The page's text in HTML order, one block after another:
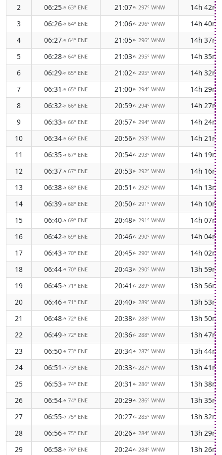
2
06:25↑63° ENE 21:07↑ 297° WNW
14h 42m
3
06:26↑64° ENE 21:06↑ 296° WNW
14h 40m
4
06:27↑64° ENE 21:05↑ 296° WNW
14h 37m
5
06:28↑64° ENE 21:03↑ 295° WNW
14h 35m
6
06:29↑65° ENE 21:02↑ 295° WNW
14h 32m
7
06:31 ↑65° ENE 21:00↑ 294° WNW
14h 29m
8
06:32↑66° ENE 20:59↑ 294° WNW
14h 27m
9
06:33↑66° ENE 20:57↑ 294° WNW
14h 24m
10
06:34↑66° ENE 20:56↑ 293° WNW
14h 21m
11
06:35↑67° ENE 20:54↑ 293° WNW
14h 19m
12
06:37↑67° ENE 20:53↑ 292° WNW
14h 16m
13
06:38↑68° ENE 20:51 ↑ 292° WNW
14h 13m
14
06:39↑68° ENE 20:50↑ 291° WNW
14h 10m
15
06:40↑69° ENE 20:48↑ 291° WNW
14h 07m
16
06:42↑69° ENE 20:46↑ 290° WNW
14h 04m
17
06:43↑70° ENE 20:45↑ 290° WNW
14h 02m
18
06:44↑70° ENE 20:43↑ 290° WNW
13h 59m
19
06:45↑71° ENE 20:41 ↑ 289° WNW
13h 56m
20
06:46↑71° ENE 20:40↑ 289° WNW
13h 53m
21
06:48↑72° ENE 20:38↑ 288° WNW
13h 50m
22
06:49↑72° ENE 20:36↑ 288° WNW
13h 47m
23
06:50↑73° ENE 20:34↑ 287° WNW
13h 44m
24
06:51 ↑73° ENE 20:33↑ 287° WNW
13h 41m
25
06:53↑ 74° ENE 20:31 ↑ 286° WNW
13h 38m
26
06:54↑ 74° ENE 20:29↑ 286° WNW
13h 35m
27
06:55↑ 75° ENE 20:27↑ 285° WNW
13h 32m
28
06:56↑ 75° ENE 20:26↑ 284° WNW
13h 29m
29
06:58↑ 76° ENE 20:24↑ 284° WNW 13h 26m